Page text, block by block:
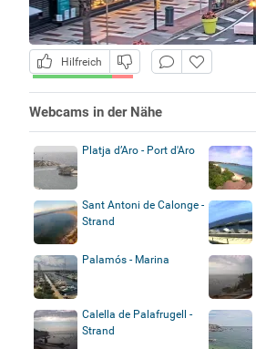
Hilfreich
Webcams in der Nähe
Platja d’Aro - Port d'Aro
Sant Antoni de Calonge -
Strand
Palamós - Marina
Calella de Palafrugell -
Strand